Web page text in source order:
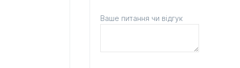
Ваше питання чи відгук